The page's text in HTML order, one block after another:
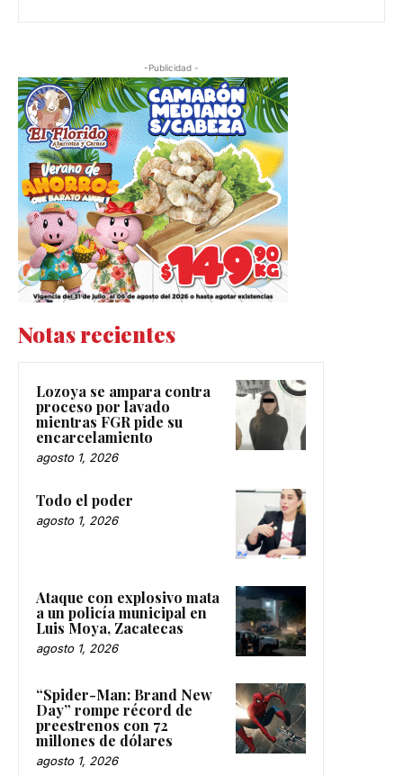
-Publicidad -
Notas recientes
Lozoya se ampara contra
proceso por lavado
mientras FGR pide su
encarcelamiento
agosto 1, 2026
Todo el poder
agosto 1, 2026
Ataque con explosivo mata
a un policía municipal en
Luis Moya, Zacatecas
agosto 1, 2026
“Spider-Man: Brand New
Day” rompe récord de
preestrenos con 72
millones de dólares
agosto 1, 2026